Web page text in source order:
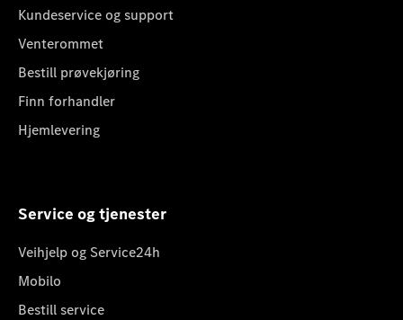
Kundeservice og support
Venterommet
Bestill prøvekjøring
Finn forhandler
Hjemlevering
Service og tjenester
Veihjelp og Service24h
Mobilo
Bestill service